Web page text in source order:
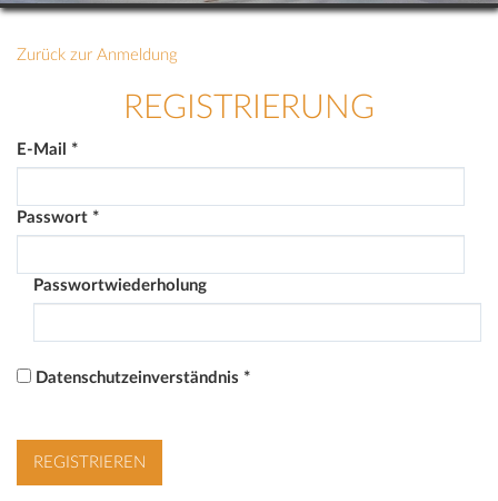
Zurück zur Anmeldung
REGISTRIERUNG
E-Mail *
Passwort *
Passwortwiederholung
Datenschutzeinverständnis *